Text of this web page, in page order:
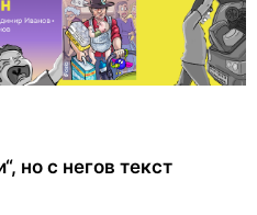
но с негов текст